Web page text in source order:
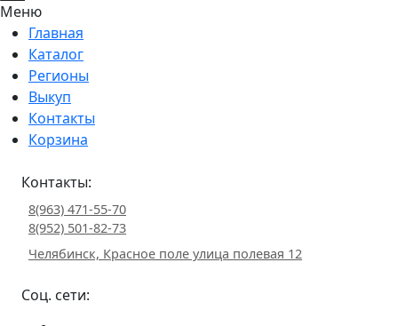
Меню
Главная
Каталог
Регионы
Выкуп
Контакты
Корзина
Контакты:
8(963) 471-55-70
8(952) 501-82-73
Челябинск, Красное поле улица полевая 12
Соц. сети: